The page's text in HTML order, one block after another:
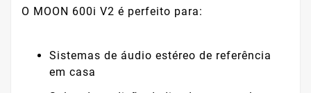
O MOON 600i V2 é perfeito para:
Sistemas de áudio estéreo de referência
em casa